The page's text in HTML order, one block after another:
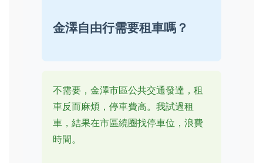
金澤自由行需要租車嗎？
不需要，金澤市區公共交通發達，租
車反而麻煩，停車費高。我試過租
車，結果在市區繞圈找停車位，浪費
時間。